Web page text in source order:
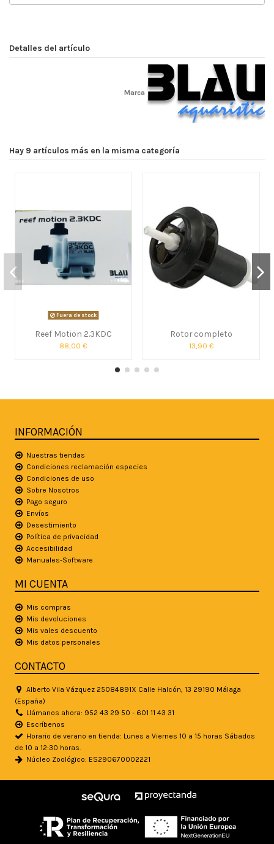
Detalles del artículo
Marca
Hay 9 artículos más en la misma categoría
Fuera de stock
Reef Motion 2.3KDC
88,00 €
Rotor completo
13,90 €
INFORMACIÓN
Nuestras tiendas
Condiciones reclamación especies
Condiciones de uso
Sobre Nosotros
Pago seguro
Envíos
Desestimiento
Política de privacidad
Accesibilidad
Manuales-Software
MI CUENTA
Mis compras
Mis devoluciones
Mis vales descuento
Mis datos personales
CONTACTO
Alberto Vila Vázquez 25084891X Calle Halcón, 13 29190 Málaga
(España)
Llámanos ahora: 952 43 29 50 - 601 11 43 31
Escríbenos
Horario de verano en tienda: Lunes a Viernes 10 a 15 horas Sábados
de 10 a 12:30 horas.
Núcleo Zoológico: ES290670002221